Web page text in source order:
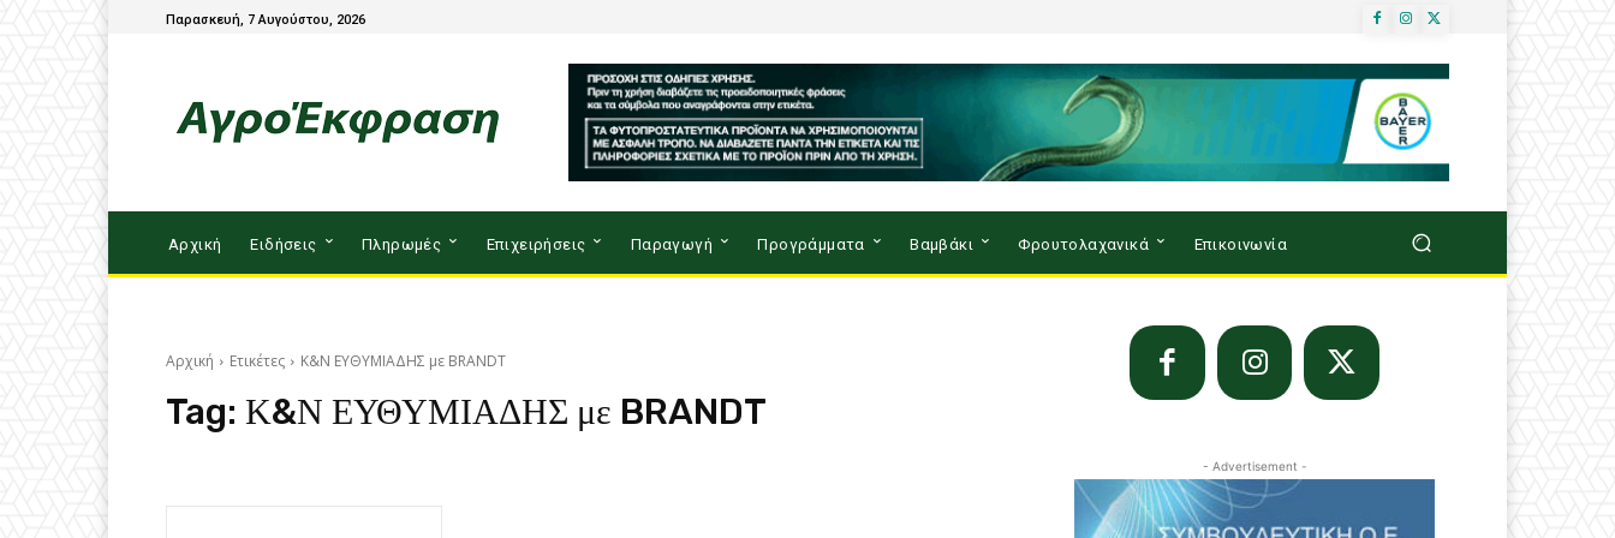
Παρασκευή, 7 Αυγούστου, 2026
Αρχική Ειδήσεις Πληρωμές Επιχειρήσεις Παραγωγή Προγράμματα Βαμβάκι Φρουτολαχανικά Επικοινωνία
Αρχική Ετικέτες Κ&Ν ΕΥΘΥΜΙΑΔΗΣ με BRANDT
Tag: Κ&Ν ΕΥΘΥΜΙΑΔΗΣ με BRANDT
- Advertisement -